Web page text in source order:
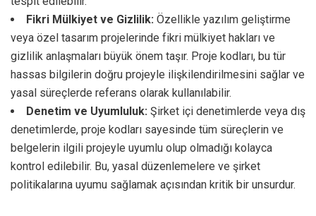
Fikri Mülkiyet ve Gizlilik: Özellikle yazılım geliştirme
veya özel tasarım projelerinde fikri mülkiyet hakları ve
gizlilik anlaşmaları büyük önem taşır. Proje kodları, bu tür
hassas bilgilerin doğru projeyle ilişkilendirilmesini sağlar ve
yasal süreçlerde referans olarak kullanılabilir.
Denetim ve Uyumluluk: Şirket içi denetimlerde veya dış
denetimlerde, proje kodları sayesinde tüm süreçlerin ve
belgelerin ilgili projeyle uyumlu olup olmadığı kolayca
kontrol edilebilir. Bu, yasal düzenlemelere ve şirket
politikalarına uyumu sağlamak açısından kritik bir unsurdur.